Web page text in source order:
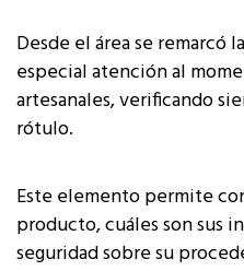
Desde el área se remarcó
especial atención al
artesanales, verificando
rótulo.
Este elemento permite
producto, cuáles son sus
seguridad sobre su